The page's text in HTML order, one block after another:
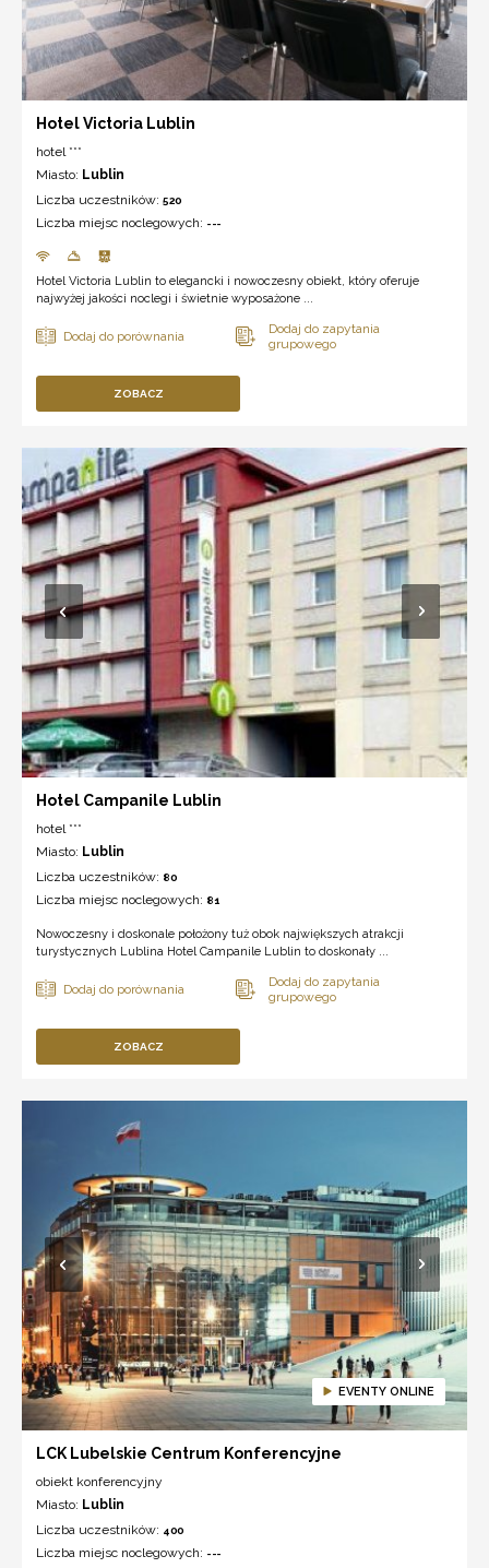
Hotel Victoria Lublin
hotel ***
Miasto: Lublin
Liczba uczestników: 520
Liczba miejsc noclegowych: ---
Hotel Victoria Lublin to elegancki i nowoczesny obiekt, który oferuje
najwyżej jakości noclegi i świetnie wyposażone ...
ZOBACZ
Hotel Campanile Lublin
hotel ***
Miasto: Lublin
Liczba uczestników: 80
Liczba miejsc noclegowych: 81
Nowoczesny i doskonale położony tuż obok największych atrakcji
turystycznych Lublina Hotel Campanile Lublin to doskonały ...
ZOBACZ
EVENTY ONLINE
LCK Lubelskie Centrum Konferencyjne
obiekt konferencyjny
Miasto: Lublin
Liczba uczestników: 400
Liczba miejsc noclegowych: ---